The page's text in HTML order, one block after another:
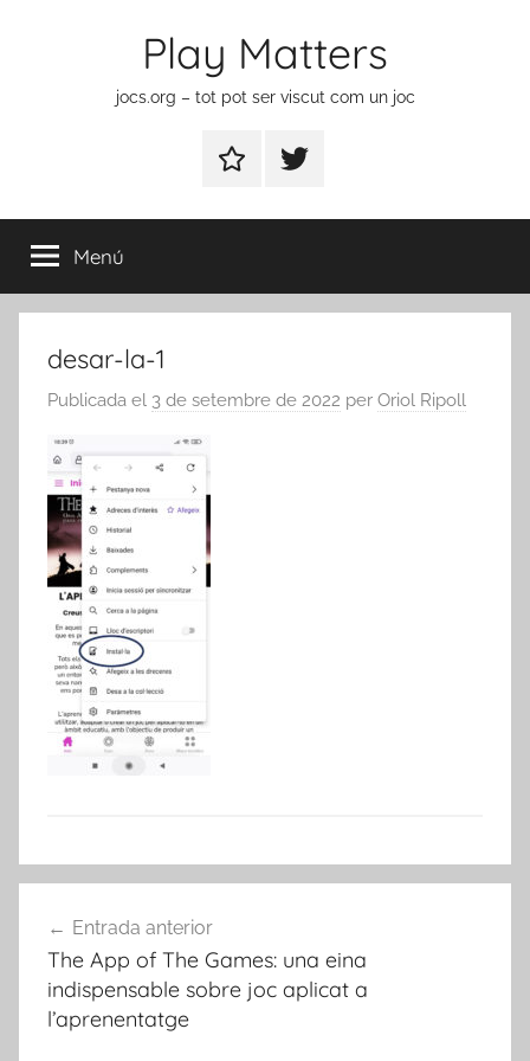
Play Matters
jocs.org – tot pot ser viscut com un joc
ContactarElement
menú
Menú
desar-la-1
Publicada el 3 de setembre de 2022 per Oriol Ripoll
d'entrades
Entrada anterior
The App of The Games: una eina
indispensable sobre joc aplicat a
l’aprenentatge